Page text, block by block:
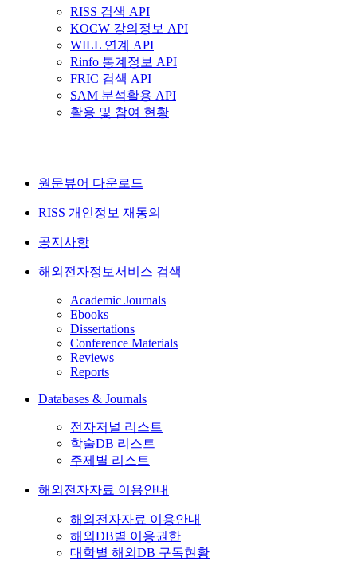
RISS 검색 API
KOCW 강의정보 API
WILL 연계 API
Rinfo 통계정보 API
FRIC 검색 API
SAM 분석활용 API
활용 및 참여 현황
원문뷰어 다운로드
RISS 개인정보 재동의
공지사항
해외전자정보서비스 검색
Academic Journals
Ebooks
Dissertations
Conference Materials
Reviews
Reports
Databases & Journals
전자저널 리스트
학술DB 리스트
주제별 리스트
해외전자자료 이용안내
해외전자자료 이용안내
해외DB별 이용권한
대학별 해외DB 구독현황